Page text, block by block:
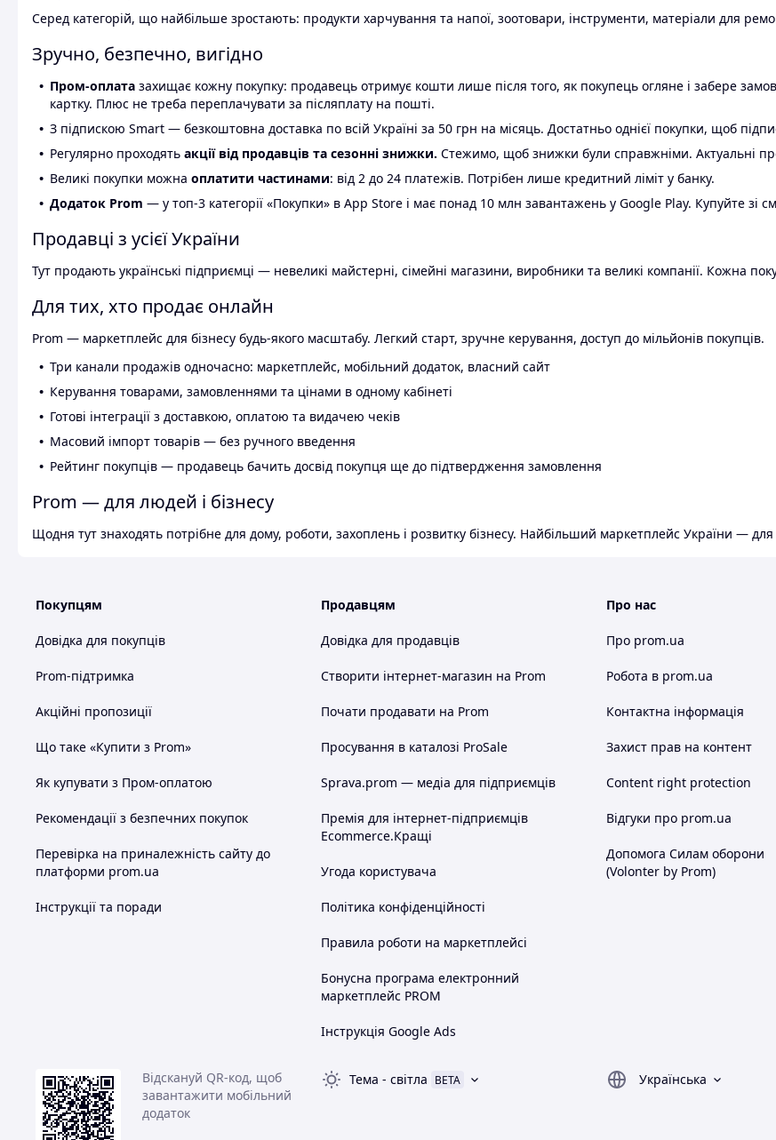
Серед категорій, що найбільше зростають: продукти харчування та напої, зоотовари, інструменти, матеріали для
Зручно, безпечно, вигідно
Пром-оплата захищає кожну покупку: продавець отримує кошти лише після того, як покупець огляне і забере
картку. Плюс не треба переплачувати за післяплату на пошті.
З підпискою Smart — безкоштовна доставка по всій Україні за 50 грн на місяць. Достатньо однієї покупки, щоб
Регулярно проходять акції від продавців та сезонні знижки. Стежимо, щоб знижки були справжніми. Актуальні
Великі покупки можна оплатити частинами: від 2 до 24 платежів. Потрібен лише кредитний ліміт у банку.
Додаток Prom — у топ-3 категорії «Покупки» в App Store і має понад 10 млн завантажень у Google Play. Купуйте зі
Продавці з усієї України
Тут продають українські підприємці — невеликі майстерні, сімейні магазини, виробники та великі компанії. Кожна
Для тих, хто продає онлайн
Prom — маркетплейс для бізнесу будь-якого масштабу. Легкий старт, зручне керування, доступ до мільйонів покупців.
Три канали продажів одночасно: маркетплейс, мобільний додаток, власний сайт
Керування товарами, замовленнями та цінами в одному кабінеті
Готові інтеграції з доставкою, оплатою та видачею чеків
Масовий імпорт товарів — без ручного введення
Рейтинг покупців — продавець бачить досвід покупця ще до підтвердження замовлення
Prom — для людей і бізнесу
Щодня тут знаходять потрібне для дому, роботи, захоплень і розвитку бізнесу. Найбільший маркетплейс України — для
Покупцям
Довідка для покупців
Prom-підтримка
Акційні пропозиції
Що таке «Купити з Prom»
Як купувати з Пром-оплатою
Рекомендації з безпечних покупок
Перевірка на приналежність сайту до
платформи prom.ua
Інструкції та поради
Продавцям
Довідка для продавців
Створити інтернет-магазин на Prom
Почати продавати на Prom
Просування в каталозі ProSale
Sprava.prom — медіа для підприємців
Премія для інтернет-підприємців
Ecommerce.Кращі
Угода користувача
Політика конфіденційності
Правила роботи на маркетплейсі
Бонусна програма електронний
маркетплейс PROM
Інструкція Google Ads
Про нас
Про prom.ua
Робота в prom.ua
Контактна інформація
Захист прав на контент
Content right protection
Відгуки про prom.ua
Допомога Силам оборони
(Volonter by Prom)
Відскануй QR-код, щоб
завантажити мобільний
додаток
Тема - світла BETA
Українська